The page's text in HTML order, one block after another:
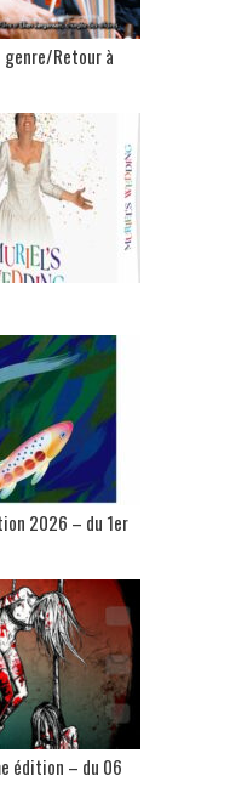
genre/Retour à
2026 – du 1er
édition – du 06